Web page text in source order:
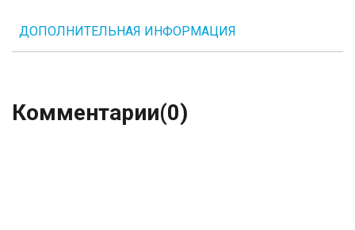
ДОПОЛНИТЕЛЬНАЯ ИНФОРМАЦИЯ
Комментарии(0)